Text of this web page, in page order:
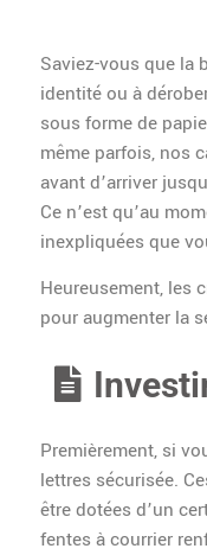
Saviez-vous que la
identité ou à
sous forme de
même parfois, nos
avant d’arriver
Ce n’est qu’au
inexpliquées que
Heureusement, les
pour augmenter la
Premièrement, si
lettres sécurisée.
être dotées d’un
fentes à courrier